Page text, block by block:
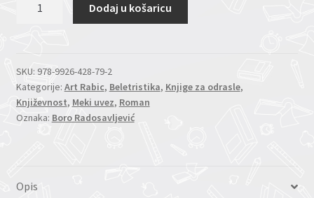
za
San
Francisko
(Boro
Radosavljević)
Dodaj u košaricu
SKU: 978-9926-428-79-2
Kategorije: Art Rabic, Beletristika, Knjige za odrasle,
Književnost, Meki uvez, Roman
Oznaka: Boro Radosavljević
Opis